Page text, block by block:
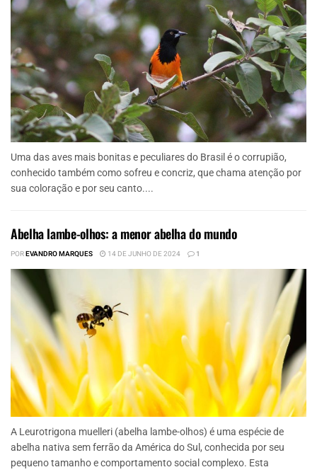
Uma das aves mais bonitas e peculiares do Brasil é o corrupião,
conhecido também como sofreu e concriz, que chama atenção por
sua coloração e por seu canto....
Abelha lambe-olhos: a menor abelha do mundo
POREVANDRO MARQUES 14 DE JUNHO DE 2024 1
A Leurotrigona muelleri (abelha lambe-olhos) é uma espécie de
abelha nativa sem ferrão da América do Sul, conhecida por seu
pequeno tamanho e comportamento social complexo. Esta